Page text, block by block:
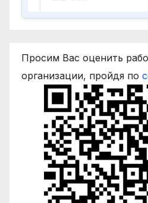
Просим Вас оценить
организации, пройдя по